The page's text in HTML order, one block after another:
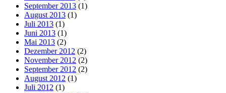
September 2013 (1)
August 2013 (1)
Juli 2013 (1)
Juni 2013 (1)
Mai 2013 (2)
Dezember 2012 (2)
November 2012 (2)
September 2012 (2)
August 2012 (1)
Juli 2012 (1)